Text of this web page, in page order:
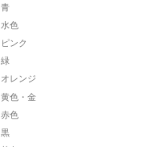
青
水色
ピンク
緑
オレンジ
黄色・金
赤色
黒